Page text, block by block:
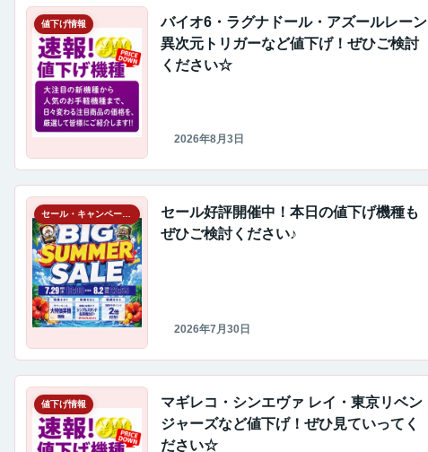
値下げ情報
バイオ6・ラグナドール・アズールレーン
異次元トリガーなど値下げ！ぜひご検討
ください☆
2026年8月3日
セール好評開催中！本日の値下げ機種も
ぜひご検討ください♪
2026年7月30日
値下げ情報
マギレコ・シンエヴァ レイ・東京リベン
ジャーズなど値下げ！ぜひ見ていってく
ださい☆